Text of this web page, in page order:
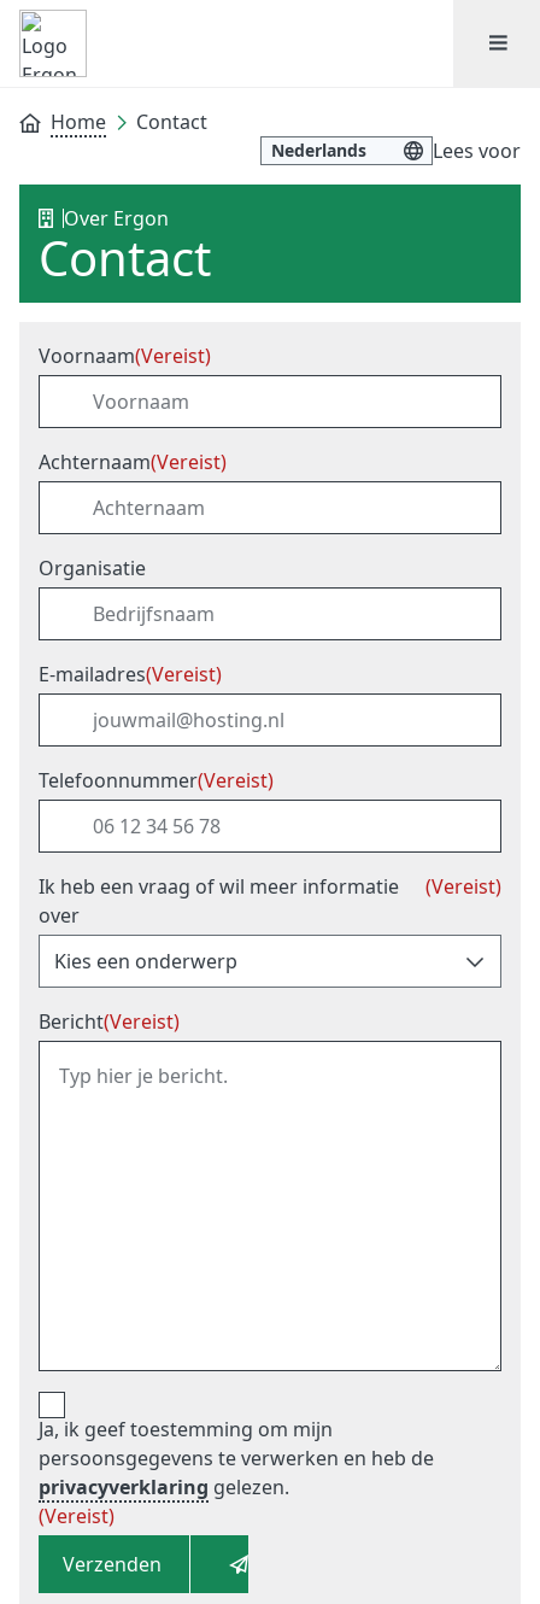
Home
Contact
Lees voor
Over Ergon
Contact
Voornaam(Vereist)
Achternaam(Vereist)
Organisatie
E-mailadres(Vereist)
Telefoonnummer(Vereist)
Ik heb een vraag of wil meer informatie
over
(Vereist)
Bericht(Vereist)
Ja, ik geef toestemming om mijn
persoonsgegevens te verwerken en heb de
privacyverklaring gelezen.
(Vereist)
Verzenden